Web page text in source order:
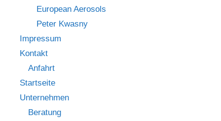
European Aerosols
Peter Kwasny
Impressum
Kontakt
Anfahrt
Startseite
Unternehmen
Beratung